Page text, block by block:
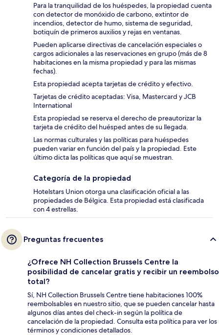
Para la tranquilidad de los huéspedes, la propiedad cuenta
con detector de monóxido de carbono, extintor de
incendios, detector de humo, sistema de seguridad,
botiquín de primeros auxilios y rejas en ventanas.
Pueden aplicarse directivas de cancelación especiales o
cargos adicionales a las reservaciones en grupo (más de 8
habitaciones en la misma propiedad y para las mismas
fechas).
Esta propiedad acepta tarjetas de crédito y efectivo.
Tarjetas de crédito aceptadas: Visa, Mastercard y JCB
International
Esta propiedad se reserva el derecho de preautorizar la
tarjeta de crédito del huésped antes de su llegada.
Las normas culturales y las políticas para huéspedes
pueden variar en función del país y la propiedad. Este
último dicta las políticas que aquí se muestran.
Categoría de la propiedad
Hotelstars Union otorga una clasificación oficial a las
propiedades de Bélgica. Esta propiedad está clasificada
con 4 estrellas.
Preguntas frecuentes
¿Ofrece NH Collection Brussels Centre la
posibilidad de cancelar gratis y recibir un reembolso
total?
Sí, NH Collection Brussels Centre tiene habitaciones 100%
reembolsables en nuestro sitio, que se pueden cancelar hasta
algunos días antes del check-in según la política de
cancelación de la propiedad. Consulta esta política para ver los
términos y condiciones detallados.